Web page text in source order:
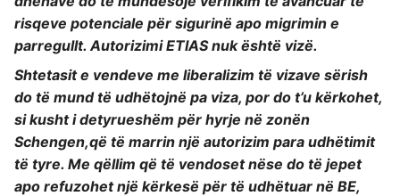
risqeve potenciale për sigurinë apo migrimin e
parregullt. Autorizimi ETIAS nuk është vizë.
Shtetasit e vendeve me liberalizim të vizave sërish
do të mund të udhëtojnë pa viza, por do t’u kërkohet,
si kusht i detyrueshëm për hyrje në zonën
Schengen,që të marrin një autorizim para udhëtimit
të tyre. Me qëllim që të vendoset nëse do të jepet
apo refuzohet një kërkesë për të udhëtuar në BE,